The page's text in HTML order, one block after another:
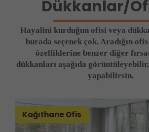
Dükkanlar/
Hayalini kurduğun ofisi veya
burada seçenek çok. Aradığın
özelliklerine benzer diğer
dükkanları aşağıda
yapabilirsin.
Kağıthane Ofis